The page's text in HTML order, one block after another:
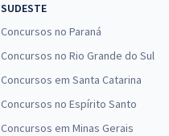
SUDESTE
Concursos no Paraná
Concursos no Rio Grande do Sul
Concursos em Santa Catarina
Concursos no Espírito Santo
Concursos em Minas Gerais